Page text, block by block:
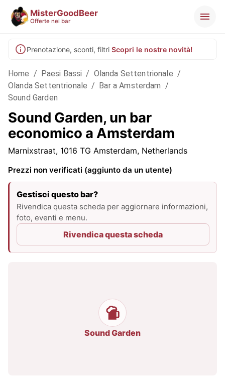
MisterGoodBeer
Offerte nei bar
Prenotazione, sconti, filtri Scopri le nostre novità!
Home / Paesi Bassi / Olanda Settentrionale /
Olanda Settentrionale / Bar a Amsterdam /
Sound Garden
Sound Garden, un bar
economico a Amsterdam
Marnixstraat, 1016 TG Amsterdam, Netherlands
Prezzi non verificati (aggiunto da un utente)
Gestisci questo bar?
Rivendica questa scheda per aggiornare informazioni,
foto, eventi e menu.
Rivendica questa scheda
Sound Garden